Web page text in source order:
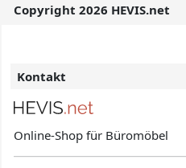
Copyright 2026 HEVIS.net
Kontakt
Online-Shop für Büromöbel